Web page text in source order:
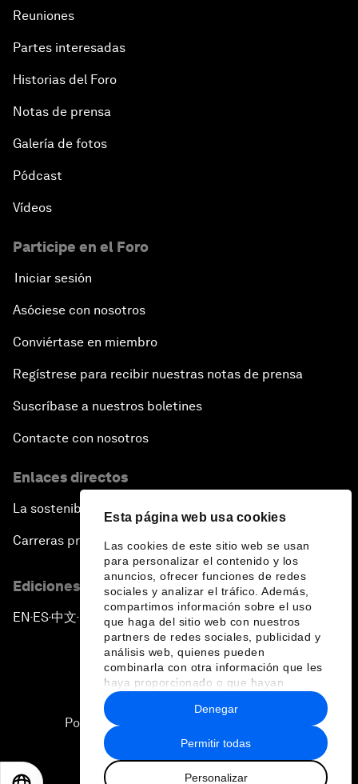
Esta página web usa cookies
Las cookies de este sitio web se usan
para personalizar el contenido y los
anuncios, ofrecer funciones de redes
sociales y analizar el tráfico. Además,
compartimos información sobre el uso
que haga del sitio web con nuestros
partners de redes sociales, publicidad y
análisis web, quienes pueden
combinarla con otra información que les
haya proporcionado o que hayan
recopilado a partir del uso que haya
hecho de sus servicios.
Permitir todas
Personalizar
Denegar
Reuniones
Partes interesadas
Historias del Foro
Notas de prensa
Galería de fotos
Pódcast
Vídeos
Participe en el Foro
Iniciar sesión
Asóciese con nosotros
Conviértase en miembro
Regístrese para recibir nuestras notas de prensa
Suscríbase a nuestros boletines
Contacte con nosotros
Enlaces directos
La sostenibilidad en el Foro
Carreras profesionales
Ediciones en otros idiomas
EN ▪ES▪中文▪ 日本語
Política de privacidad y normas de uso
Sitemap